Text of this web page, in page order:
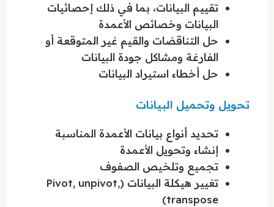
تقييم البيانات، بما في ذلك إحصائيات
البيانات وخصائص الأعمدة
حل التناقضات والقيم غير المتوقعة أو
الفارغة ومشاكل جودة البيانات
حل أخطاء استيراد البيانات
تحويل وتحميل البيانات
تحديد أنواع بيانات الأعمدة المناسبة
إنشاء وتحويل الأعمدة
تجميع وتلخيص الصفوف
تغيير هيكلة البيانات (Pivot, unpivot,
transpose)